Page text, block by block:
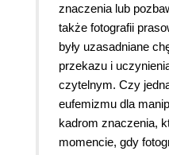
znaczenia lub
także fotografii
były uzasadniane
przekazu i
czytelnym. Czy
eufemizmu dla
kadrom znaczenia,
momencie, gdy